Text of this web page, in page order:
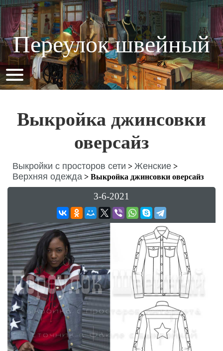
Переулок швейный
Выкройка джинсовки
оверсайз
Выкройки с просторов сети > Женские >
Верхняя одежда > Выкройка джинсовки оверсайз
3-6-2021